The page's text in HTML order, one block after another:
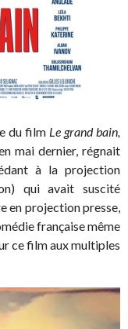
du film Le grand bain,
mai dernier, régnait
à la projection
qui avait suscité
en projection presse,
française même
ce film aux multiples